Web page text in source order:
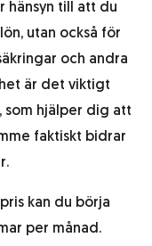
hänsyn till att du
utan också för
och andra
är det viktigt
, som hjälper dig att
faktiskt bidrar
kan du börja
per månad.